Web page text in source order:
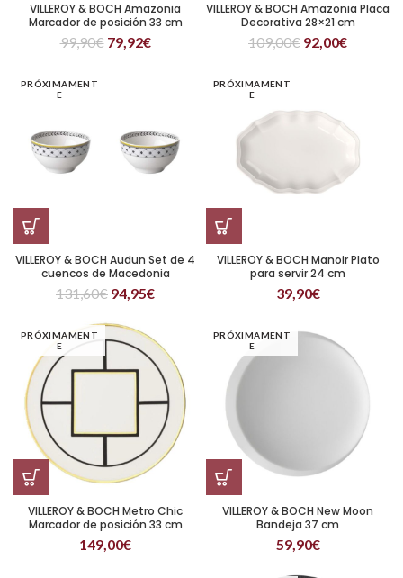
VILLEROY & BOCH Amazonia
Marcador de posición 33 cm
99,90€ 79,92€
VILLEROY & BOCH Amazonia Placa
Decorativa 28×21 cm
109,00€ 92,00€
PRÓXIMAMENT
E
VILLEROY & BOCH Audun Set de 4
cuencos de Macedonia
131,60€ 94,95€
PRÓXIMAMENT
E
VILLEROY & BOCH Manoir Plato
para servir 24 cm
39,90€
PRÓXIMAMENT
E
VILLEROY & BOCH Metro Chic
Marcador de posición 33 cm
149,00€
PRÓXIMAMENT
E
VILLEROY & BOCH New Moon
Bandeja 37 cm
59,90€